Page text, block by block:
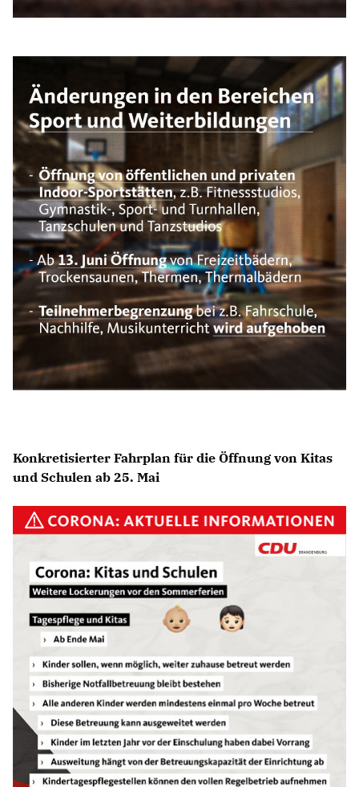
Konkretisierter Fahrplan für die Öffnung von Kitas
und Schulen ab 25. Mai